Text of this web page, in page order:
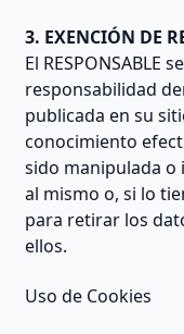
3. EXENCIÓN DE
El RESPONSABLE
responsabilidad
publicada en su
conocimiento
sido manipulada
al mismo o, si lo
para retirar los
ellos.
Uso de Cookies